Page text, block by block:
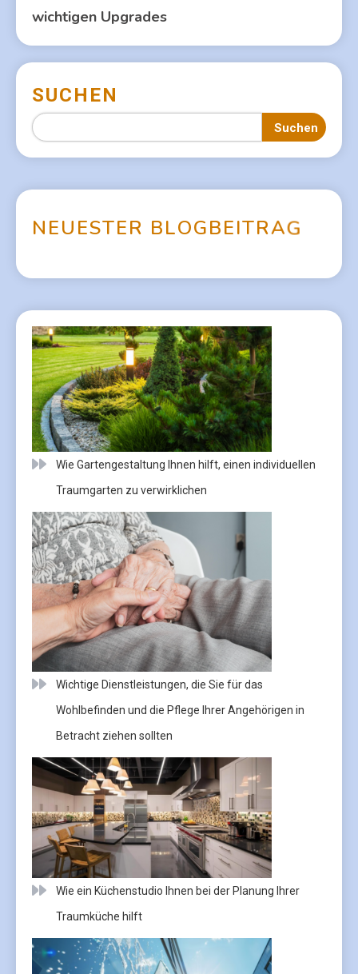
wichtigen Upgrades
SUCHEN
Suchen
NEUESTER BLOGBEITRAG
Wie Gartengestaltung Ihnen hilft, einen individuellen
Traumgarten zu verwirklichen
Wichtige Dienstleistungen, die Sie für das
Wohlbefinden und die Pflege Ihrer Angehörigen in
Betracht ziehen sollten
Wie ein Küchenstudio Ihnen bei der Planung Ihrer
Traumküche hilft